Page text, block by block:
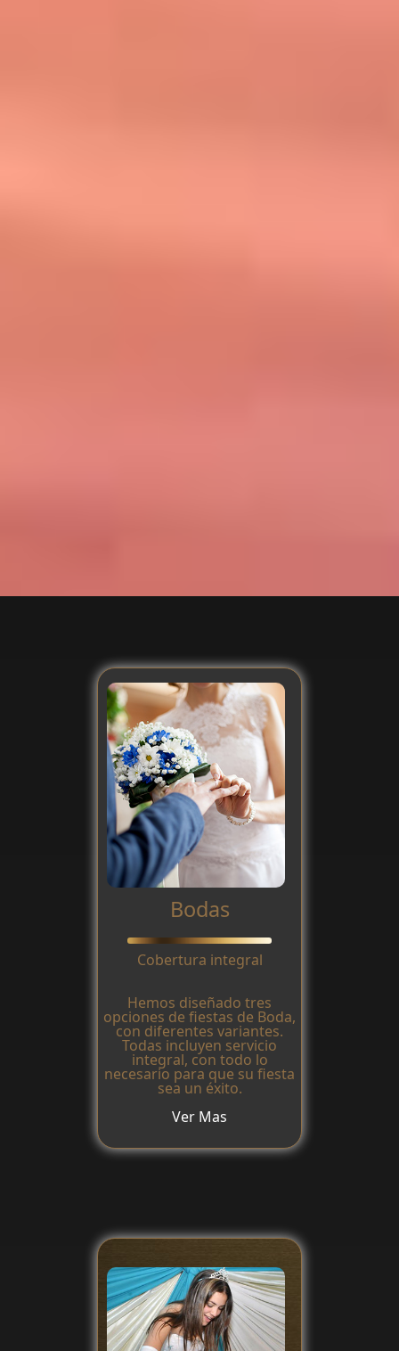
Bodas
Cobertura integral
Hemos diseñado tres
opciones de fiestas de Boda,
con diferentes variantes.
Todas incluyen servicio
integral, con todo lo
necesario para que su fiesta
sea un éxito.
Ver Mas